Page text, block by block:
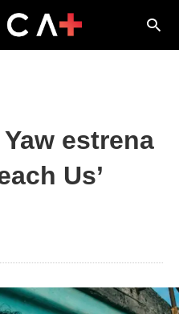
estrena
Us’